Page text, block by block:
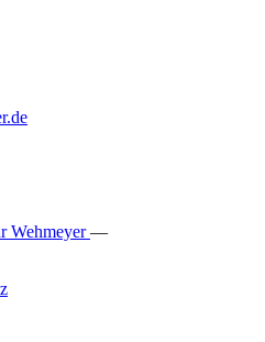
Wehmeyer—